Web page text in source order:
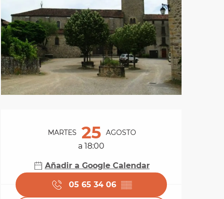
Horarios y datos de
MARTES 25 AGOSTO
a 18:00
Añadir a Google Calendar
05 65 34 06 ▒▒